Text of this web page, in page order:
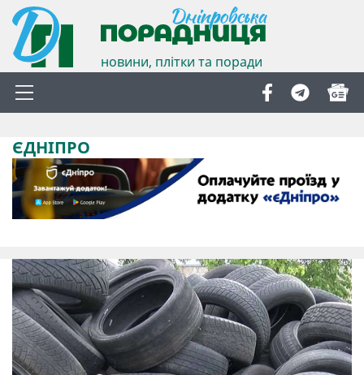
новини, плітки та поради
ЄДНІПРО